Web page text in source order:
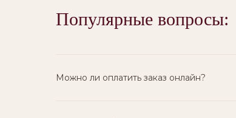
Популярные вопросы:
Можно ли оплатить заказ онлайн?